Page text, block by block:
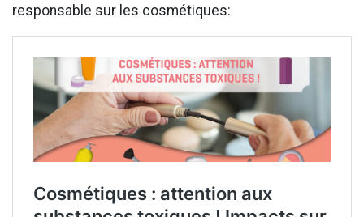
responsable sur les cosmétiques: